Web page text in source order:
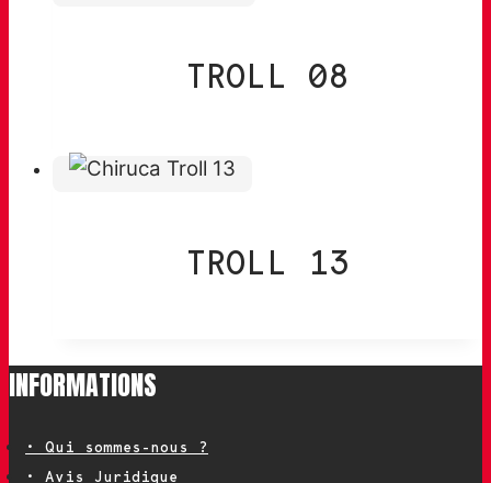
TROLL 08
TROLL 13
INFORMATIONS
• Qui sommes-nous ?
• Avis Juridique